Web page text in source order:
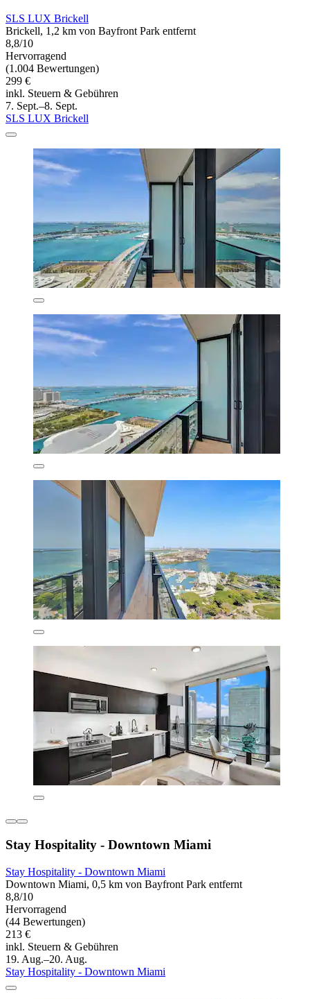
SLS LUX Brickell
Brickell, 1,2 km von Bayfront Park entfernt
8,8/10
Hervorragend
(1.004 Bewertungen)
299 €
inkl. Steuern & Gebühren
7. Sept.–8. Sept.
SLS LUX Brickell
Stay Hospitality - Downtown Miami
Stay Hospitality - Downtown Miami
Downtown Miami, 0,5 km von Bayfront Park entfernt
8,8/10
Hervorragend
(44 Bewertungen)
213 €
inkl. Steuern & Gebühren
19. Aug.–20. Aug.
Stay Hospitality - Downtown Miami